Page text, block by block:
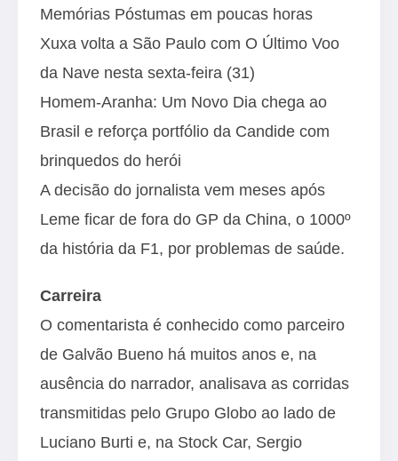
Memórias Póstumas em poucas horas
Xuxa volta a São Paulo com O Último Voo
da Nave nesta sexta-feira (31)
Homem-Aranha: Um Novo Dia chega ao
Brasil e reforça portfólio da Candide com
brinquedos do herói
A decisão do jornalista vem meses após
Leme ficar de fora do GP da China, o 1000º
da história da F1, por problemas de saúde.
Carreira
O comentarista é conhecido como parceiro
de Galvão Bueno há muitos anos e, na
ausência do narrador, analisava as corridas
transmitidas pelo Grupo Globo ao lado de
Luciano Burti e, na Stock Car, Sergio